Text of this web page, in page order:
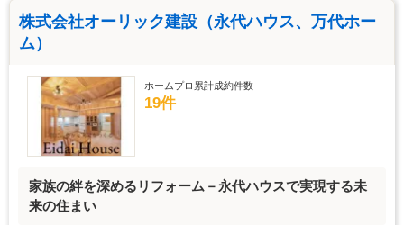
株式会社オーリック建設（永代ハウス、万代ホー
ム）
ホームプロ累計成約件数
19件
家族の絆を深めるリフォーム－永代ハウスで実現する未
来の住まい